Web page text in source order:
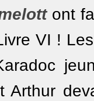
ont
VI !
Arthur